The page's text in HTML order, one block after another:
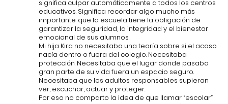
significa culpar automáticamente a todos los centros
educativos. Significa recordar algo mucho más
importante: que la escuela tiene la obligación de
garantizar la seguridad, la integridad y el bienestar
emocional de sus alumnos.
Mi hija Kira no necesitaba una teoría sobre si el acoso
nacía dentro o fuera del colegio. Necesitaba
protección. Necesitaba que el lugar donde pasaba
gran parte de su vida fuera un espacio seguro.
Necesitaba que los adultos responsables supieran
ver, escuchar, actuar y proteger.
Por eso no comparto la idea de que llamar “escolar”